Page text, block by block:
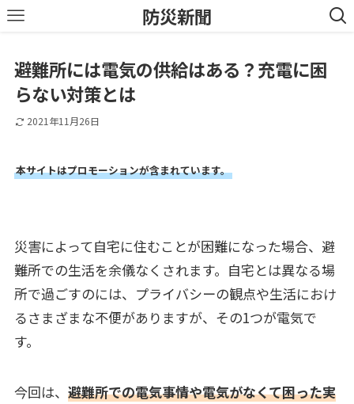
防災新聞
避難所には電気の供給はある？充電に困
らない対策とは
2021年11月26日
本サイトはプロモーションが含まれています。
災害によって自宅に住むことが困難になった場合、避
難所での生活を余儀なくされます。自宅とは異なる場
所で過ごすのには、プライバシーの観点や生活におけ
るさまざまな不便がありますが、その1つが電気で
す。
今回は、 避難所での電気事情や電気がなくて困った実